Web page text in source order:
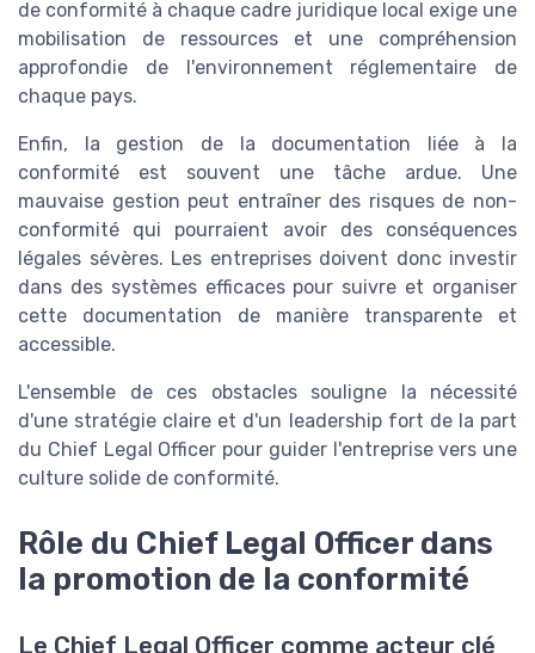
de conformité à chaque cadre juridique local exige une
mobilisation de ressources et une compréhension
approfondie de l'environnement réglementaire de
chaque pays.
Enfin, la gestion de la documentation liée à la
conformité est souvent une tâche ardue. Une
mauvaise gestion peut entraîner des risques de non-
conformité qui pourraient avoir des conséquences
légales sévères. Les entreprises doivent donc investir
dans des systèmes efficaces pour suivre et organiser
cette documentation de manière transparente et
accessible.
L'ensemble de ces obstacles souligne la nécessité
d'une stratégie claire et d'un leadership fort de la part
du Chief Legal Officer pour guider l'entreprise vers une
culture solide de conformité.
Rôle du Chief Legal Officer dans
la promotion de la conformité
Le Chief Legal Officer comme acteur clé